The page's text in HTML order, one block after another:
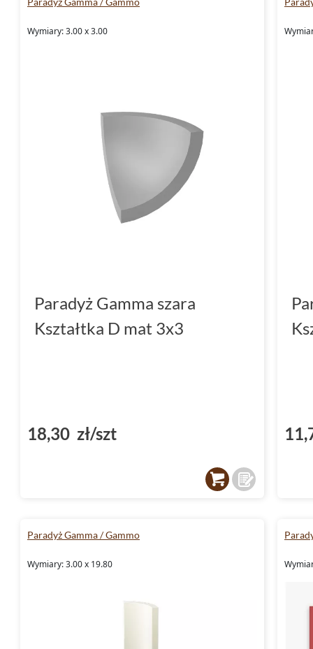
Wymiary: 3.00 x 3.00
Paradyż Gamma szara
Kształtka D mat 3x3
18,30 zł/szt
Paradyż Gamma / Gammo
Wymiary: 3.00 x 19.80